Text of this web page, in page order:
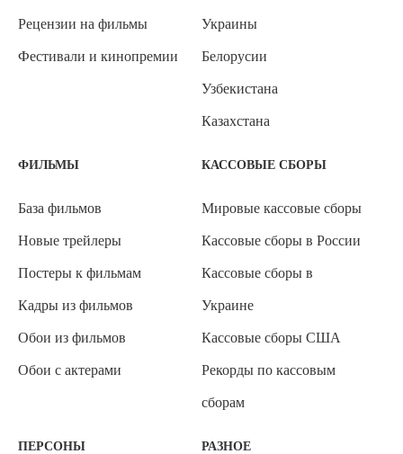
Рецензии на фильмы
Фестивали и кинопремии
Украины
Белорусии
Узбекистана
Казахстана
ФИЛЬМЫ
База фильмов
Новые трейлеры
Постеры к фильмам
Кадры из фильмов
Обои из фильмов
Обои с актерами
КАССОВЫЕ СБОРЫ
Мировые кассовые сборы
Кассовые сборы в России
Кассовые сборы в
Украине
Кассовые сборы США
Рекорды по кассовым
сборам
ПЕРСОНЫ РАЗНОЕ